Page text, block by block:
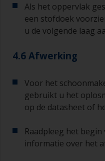
Als het oppervlak
een stofdoek
u de volgende laag
4.6 Afwerking
Voor het
gebruikt u het
op de datasheet of
Raadpleeg het
informatie over het